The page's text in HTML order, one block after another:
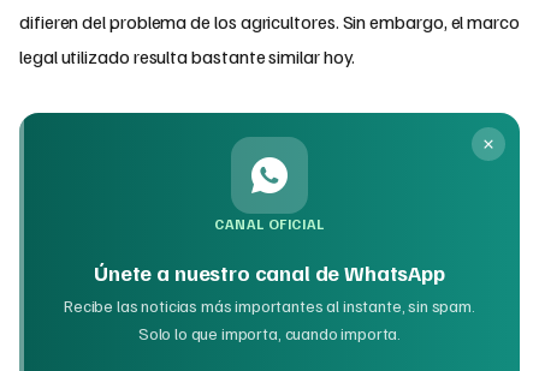
difieren del problema de los agricultores. Sin embargo, el marco
legal utilizado resulta bastante similar hoy.
CANAL OFICIAL
Únete a nuestro canal de WhatsApp
Recibe las noticias más importantes al instante, sin spam.
Solo lo que importa, cuando importa.